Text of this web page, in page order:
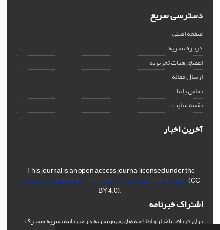
دسترسی سریع
صفحه اصلی
درباره نشریه
اعضای هیات تحریریه
ارسال مقاله
تماس با ما
نقشه سایت
آخرین اخبار
This journal is an open access journal licensed under the
Creative Commons Attribution 4.0 International License(CC
BY 4.0).
اشتراک خبرنامه
برای دریافت اخبار و اطلاعیه های مهم نشریه در خبرنامه نشریه مشترک